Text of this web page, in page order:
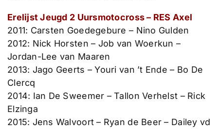
Erelijst Jeugd 2 Uursmotocross – RES Axel
2011: Carsten Goedegebure – Nino Gulden
2012: Nick Horsten – Job van Woerkun –
Jordan-Lee van Maaren
2013: Jago Geerts – Youri van ’t Ende – Bo De
Clercq
2014: Ian De Sweemer – Tallon Verhelst – Rick
Elzinga
2015: Jens Walvoort – Ryan de Beer – Dailey vd